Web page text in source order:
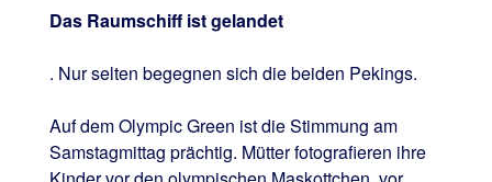
Das Raumschiff ist gelandet
. Nur selten begegnen sich die beiden Pekings.
Auf dem Olympic Green ist die Stimmung am
Samstagmittag prächtig. Mütter fotografieren ihre